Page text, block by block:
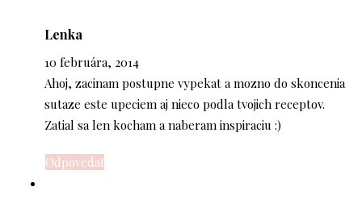
Lenka
10 februára, 2014
Ahoj, zacinam postupne vypekat a mozno do skoncenia
sutaze este upeciem aj nieco podla tvojich receptov.
Zatial sa len kocham a naberam inspiraciu :)
Odpovedať